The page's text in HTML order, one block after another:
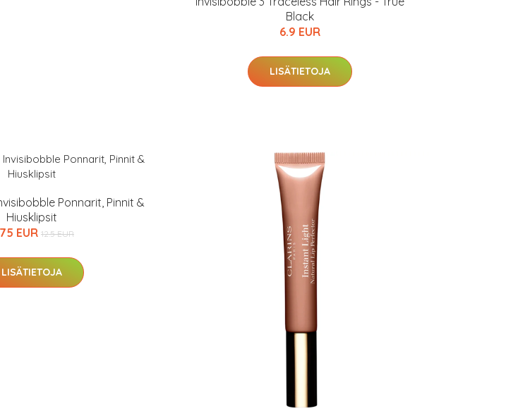
Black
6.9 EUR
LISÄTIETOJA
Ponnarit, Pinnit &
Hiusklipsit
EUR 12.5 EUR
LISÄTIETOJA